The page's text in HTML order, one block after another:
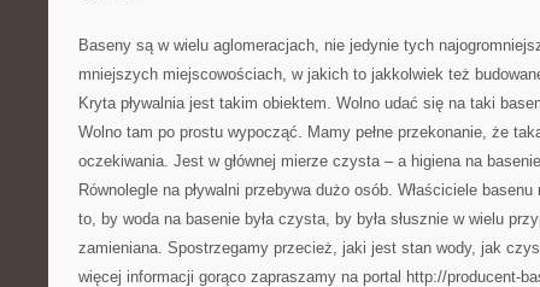
Baseny są w wielu aglomeracjach, nie jedynie tych
mniejszych miejscowościach, w jakich to jakkolwiek też
Kryta pływalnia jest takim obiektem. Wolno udać się na taki
Wolno tam po prostu wypocząć. Mamy pełne przekonanie, że
oczekiwania. Jest w głównej mierze czysta – a higiena na
Równolegle na pływalni przebywa dużo osób. Właściciele
to, by woda na basenie była czysta, by była słusznie w wielu
zamieniana. Spostrzegamy przecież, jaki jest stan wody, jak
więcej informacji gorąco zapraszamy na portal http://producent-